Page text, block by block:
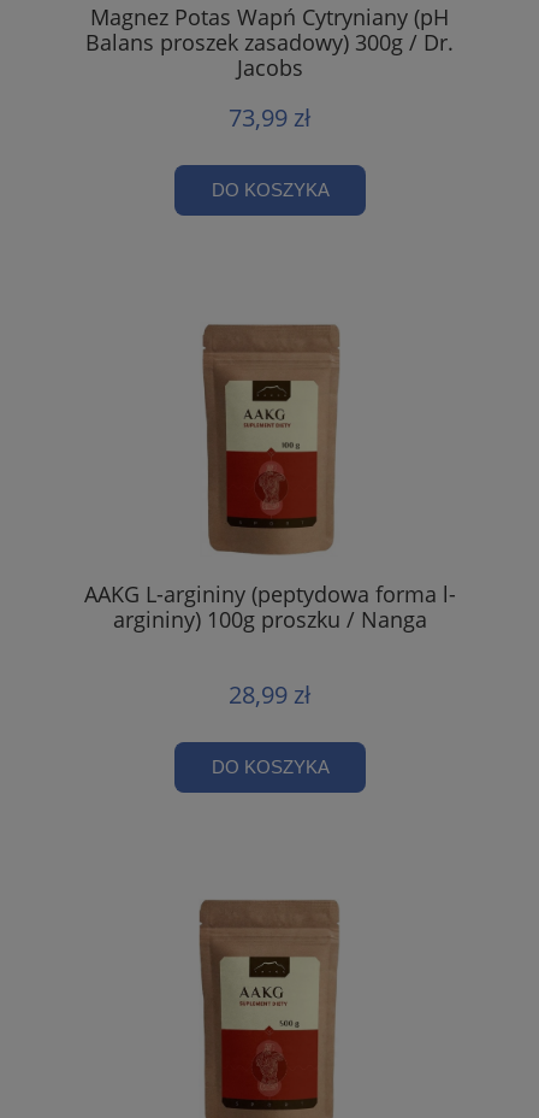
Magnez Potas Wapń Cytryniany (pH
Balans proszek zasadowy) 300g / Dr.
Jacobs
73,99 zł
DO KOSZYKA
AAKG L-argininy (peptydowa forma l-
argininy) 100g proszku / Nanga
28,99 zł
DO KOSZYKA